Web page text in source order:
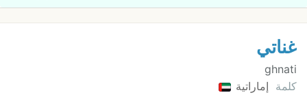
غناتي
ghnati
كلمة إماراتية